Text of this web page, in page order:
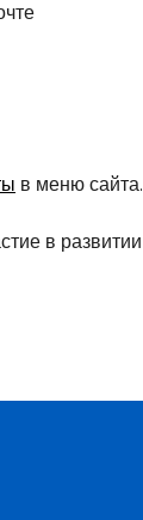
в меню сайта.
в развитии